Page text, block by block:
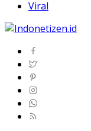
Viral